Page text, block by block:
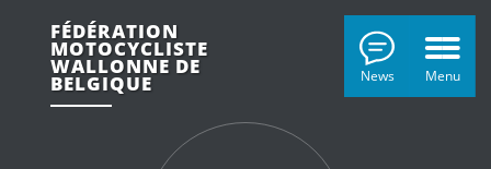
Menu
News
FÉDÉRATION
MOTOCYCLISTE
WALLONNE DE
BELGIQUE